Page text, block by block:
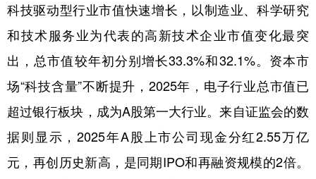
科技驱动型行业市值快速增长，以制造业、科学研究
和技术服务业为代表的高新技术企业市值变化最突
出，总市值较年初分别增长33.3%和32.1%。资本市
场“科技含量”不断提升，2025年，电子行业总市值已
超过银行板块，成为A股第一大行业。来自证监会的数
据则显示，2025年A股上市公司现金分红2.55万亿
元，再创历史新高，是同期IPO和再融资规模的2倍。